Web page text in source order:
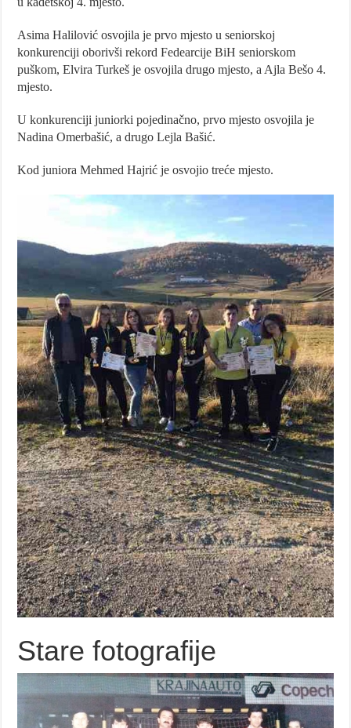
Asima Halilović osvojila je prvo mjesto u seniorskoj
konkurenciji oborivši rekord Fedearcije BiH seniorskom
puškom, Elvira Turkeš je osvojila drugo mjesto, a Ajla Bešo 4.
mjesto.
U konkurenciji juniorki pojedinačno, prvo mjesto osvojila je
Nadina Omerbašić, a drugo Lejla Bašić.
Kod juniora Mehmed Hajrić je osvojio treće mjesto.
Stare fotografije